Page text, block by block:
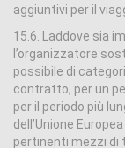
aggiuntivi per il
15.6. Laddove sia
l’organizzatore
possibile di
contratto, per un
per il periodo più
dell’Unione
pertinenti mezzi di